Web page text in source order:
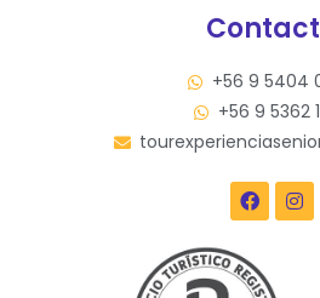
+56 9 5404
+56 9 5362